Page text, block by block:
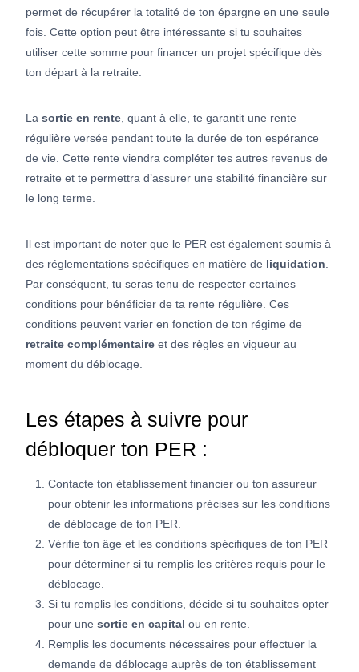
permet de récupérer la totalité de ton épargne en une seule
fois. Cette option peut être intéressante si tu souhaites
utiliser cette somme pour financer un projet spécifique dès
ton départ à la retraite.
La sortie en rente , quant à elle, te garantit une rente
régulière versée pendant toute la durée de ton espérance
de vie. Cette rente viendra compléter tes autres revenus de
retraite et te permettra d’assurer une stabilité financière sur
le long terme.
Il est important de noter que le PER est également soumis à
des réglementations spécifiques en matière de liquidation
Par conséquent, tu seras tenu de respecter certaines
conditions pour bénéficier de ta rente régulière. Ces
conditions peuvent varier en fonction de ton régime de
retraite complémentaire et des règles en vigueur au
moment du déblocage.
Les étapes à suivre pour
débloquer ton PER :
Contacte ton établissement financier ou ton assureur
pour obtenir les informations précises sur les conditions
de déblocage de ton PER.
Vérifie ton âge et les conditions spécifiques de ton PER
pour déterminer si tu remplis les critères requis pour le
déblocage.
Si tu remplis les conditions, décide si tu souhaites opter
pour une sortie en capital ou en rente.
Remplis les documents nécessaires pour effectuer la
demande de déblocage auprès de ton établissement